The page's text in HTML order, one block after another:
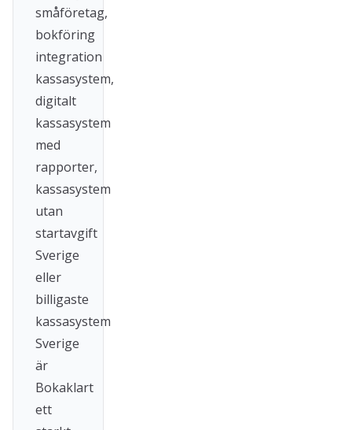
småföretag,
bokföring
integration
kassasystem,
digitalt
kassasystem
med
rapporter,
kassasystem
utan
startavgift
Sverige
eller
billigaste
kassasystem
Sverige
är
Bokaklart
ett